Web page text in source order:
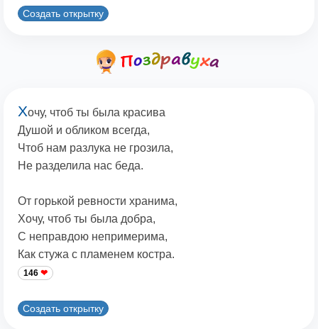
Создать открытку
Хочу, чтоб ты была красива
Душой и обликом всегда,
Чтоб нам разлука не грозила,
Не разделила нас беда.
От горькой ревности хранима,
Хочу, чтоб ты была добра,
С неправдою непримерима,
Как стужа с пламенем костра.
146
Создать открытку